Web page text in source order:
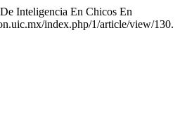
Inteligencia En Chicos En
index.php/1/article/view/130.